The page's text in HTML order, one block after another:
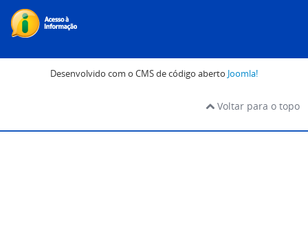
Desenvolvido com o CMS de código aberto Joomla!
Voltar para o topo